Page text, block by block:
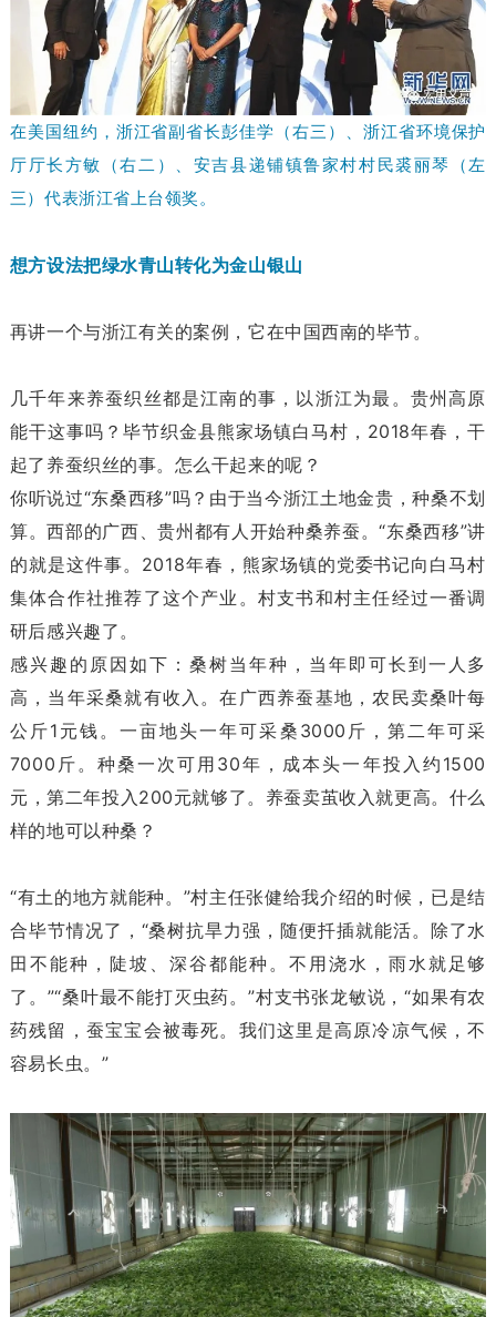
在美国纽约，浙江省副省长彭佳学（右三）、浙江省环境保护
厅厅长方敏（右二）、安吉县递铺镇鲁家村村民裘丽琴（左
三）代表浙江省上台领奖。
想方设法把绿水青山转化为金山银山
再讲一个与浙江有关的案例，它在中国西南的毕节。
几千年来养蚕织丝都是江南的事，以浙江为最。贵州高原
能干这事吗？毕节织金县熊家场镇白马村，2018年春，干
起了养蚕织丝的事。怎么干起来的呢？
你听说过“东桑西移”吗？由于当今浙江土地金贵，种桑不划
算。西部的广西、贵州都有人开始种桑养蚕。“东桑西移”讲
的就是这件事。2018年春，熊家场镇的党委书记向白马村
集体合作社推荐了这个产业。村支书和村主任经过一番调
研后感兴趣了。
感兴趣的原因如下：桑树当年种，当年即可长到一人多
高，当年采桑就有收入。在广西养蚕基地，农民卖桑叶每
公斤1元钱。一亩地头一年可采桑3000斤，第二年可采
7000斤。种桑一次可用30年，成本头一年投入约1500
元，第二年投入200元就够了。养蚕卖茧收入就更高。什么
样的地可以种桑？
“有土的地方就能种。”村主任张健给我介绍的时候，已是结
合毕节情况了，“桑树抗旱力强，随便扦插就能活。除了水
田不能种，陡坡、深谷都能种。不用浇水，雨水就足够
了。”“桑叶最不能打灭虫药。”村支书张龙敏说，“如果有农
药残留，蚕宝宝会被毒死。我们这里是高原冷凉气候，不
容易长虫。”